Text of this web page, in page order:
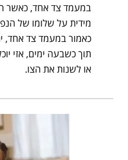
במעמד צד אחד, כאשר
מידית על שלומו של
כאמור במעמד צד אחד,
תוך כשבעה ימים, אזי
או לשנות את הצו.